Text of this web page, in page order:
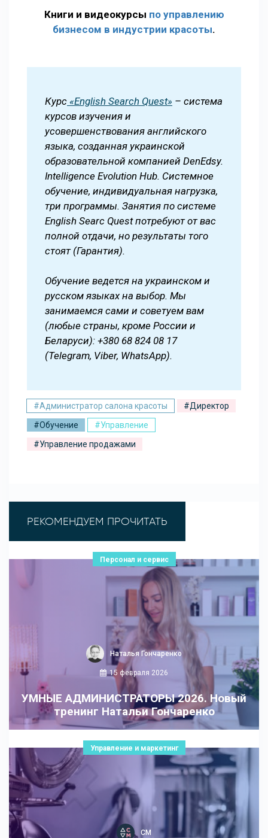
Книги и видеокурсы по управлению
бизнесом в индустрии красоты.
Курс «English Search Quest» – система
курсов изучения и
усовершенствования английского
языка, созданная украинской
образовательной компанией DenEdsy.
Intelligence Evolution Hub. Системное
обучение, индивидуальная нагрузка,
три программы. Занятия по системе
English Searc Quest потребуют от вас
полной отдачи, но результаты того
стоят (Гарантия).
Обучение ведется на украинском и
русском языках на выбор. Мы
занимаемся сами и советуем вам
(любые страны, кроме России и
Беларуси): +380 68 824 08 17
(Telegram, Viber, WhatsApp).
#Администратор салона красоты
#Директор
#Обучение
#Управление
#Управление продажами
РЕКОМЕНДУЕМ ПРОЧИТАТЬ
Персонал и сервис
Наталья Гончаренко
15 февраля 2026
УМНЫЕ АДМИНИСТРАТОРЫ 2026. Новый
тренинг Натальи Гончаренко
Управление и маркетинг
СМ